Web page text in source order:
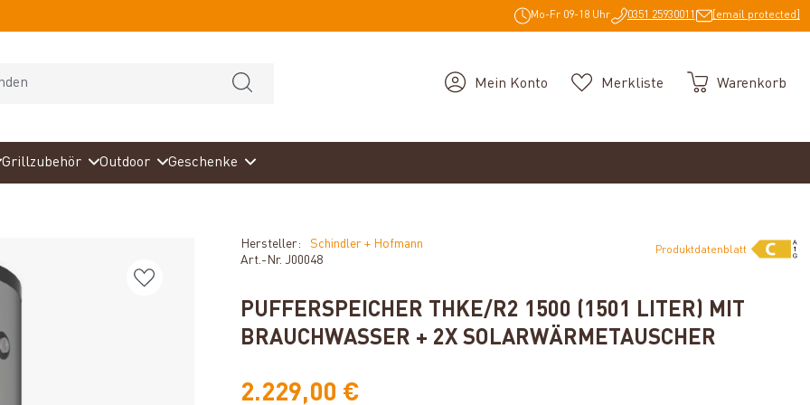
Mo-Fr 09-18 Uhr 0351 25930011 [email protected]
Mein Konto Merkliste Warenkorb
Grillzubehör Outdoor Geschenke
Hersteller:
Schindler + Hofmann
Art.-Nr. J00048
Produktdatenblatt
PUFFERSPEICHER THKE/R2 1500 (1501 LITER) MIT
BRAUCHWASSER + 2X SOLARWÄRMETAUSCHER
2.229,00 €